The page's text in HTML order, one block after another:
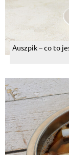
Auszpik – co to